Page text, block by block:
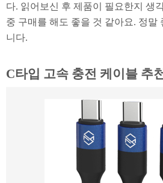
다. 읽어보신 후 제품이 필요한지 생
중 구매를 해도 좋을 것 같아요. 정말
니다.
C타입 고속 충전 케이블 추